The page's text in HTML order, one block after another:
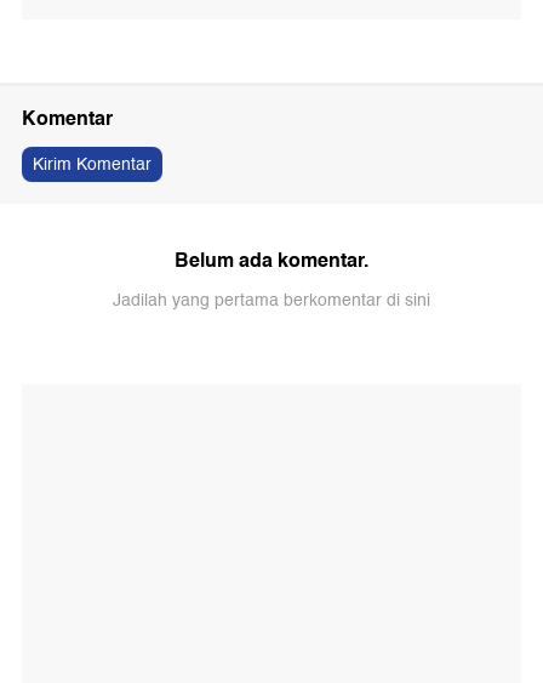
Komentar
Kirim Komentar
Belum ada komentar.
Jadilah yang pertama berkomentar di sini